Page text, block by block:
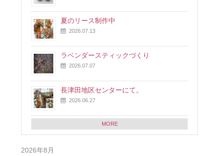
夏のリース制作中
2026.07.13
ラベンダースティックづくり
2026.07.07
長津田地区センターにて。
2026.06.27
MORE
2026年8月